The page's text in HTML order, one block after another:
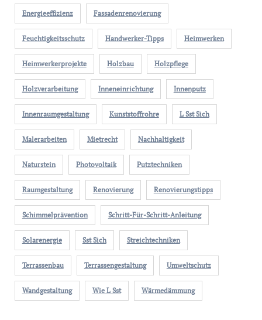
Energieeffizienz Fassadenrenovierung
Feuchtigkeitsschutz Handwerker-Tipps Heimwerken
Heimwerkerprojekte Holzbau Holzpflege
Holzverarbeitung Inneneinrichtung Innenputz
Innenraumgestaltung Kunststoffrohre L Sst Sich
Malerarbeiten Mietrecht Nachhaltigkeit
Naturstein Photovoltaik Putztechniken
Raumgestaltung Renovierung Renovierungstipps
Schimmelprävention Schritt-Für-Schritt-Anleitung
Solarenergie Sst Sich Streichtechniken
Terrassenbau Terrassengestaltung Umweltschutz
Wandgestaltung Wie L Sst Wärmedämmung